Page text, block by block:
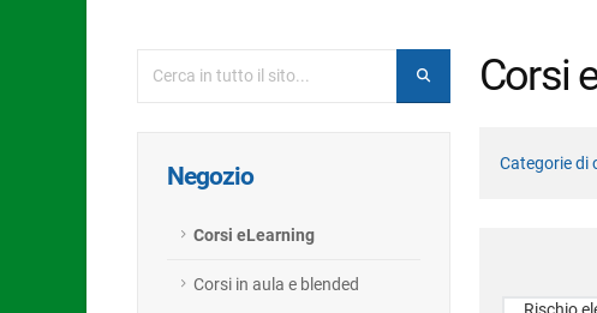
Corsi
Categorie di
Negozio
Corsi eLearning
Corsi in aula e blended